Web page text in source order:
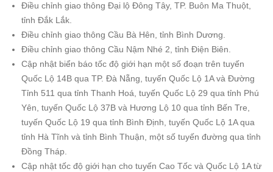
Điều chỉnh giao thông Đại lộ Đông Tây, TP. Buôn Ma Thuột,
tỉnh Đắk Lắk.
Điều chỉnh giao thông Cầu Bà Hên, tỉnh Bình Dương.
Điều chỉnh giao thông Cầu Nậm Nhé 2, tỉnh Điện Biên.
Cập nhật biển báo tốc độ giới hạn một số đoạn trên tuyến
Quốc Lộ 14B qua TP. Đà Nẵng, tuyến Quốc Lộ 1A và Đường
Tỉnh 511 qua tỉnh Thanh Hoá, tuyến Quốc Lộ 29 qua tỉnh Phú
Yên, tuyến Quốc Lộ 37B và Hương Lộ 10 qua tỉnh Bến Tre,
tuyến Quốc Lộ 19 qua tỉnh Bình Định, tuyến Quốc Lộ 1A qua
tỉnh Hà Tĩnh và tỉnh Bình Thuận, một số tuyến đường qua tỉnh
Đồng Tháp.
Cập nhật tốc độ giới hạn cho tuyến Cao Tốc và Quốc Lộ 1A từ